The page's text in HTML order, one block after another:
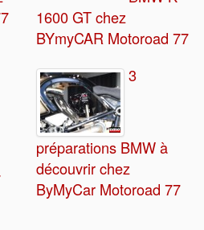
1600 GT chez
BYmyCAR Motoroad 77
3
préparations BMW à
découvrir chez
ByMyCar Motoroad 77